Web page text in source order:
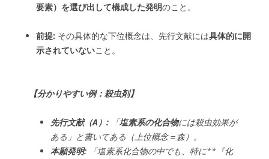
要素）を選び出して構成した発明のこと。
前提: その具体的な下位概念は、先行文献には具体的に開
示されていないこと。
【分かりやすい例：殺虫剤】
先行文献（A）: 「塩素系の化合物には殺虫効果が
ある」と書いてある（上位概念＝森）。
本願発明: 「塩素系化合物の中でも、特に**『化